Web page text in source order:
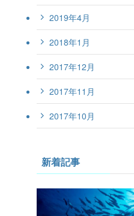
2019年4月
2018年1月
2017年12月
2017年11月
2017年10月
新着記事